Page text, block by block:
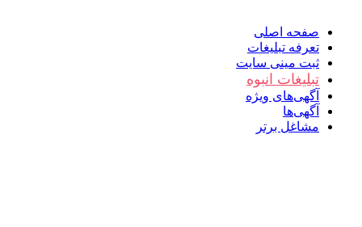
صفحه اصلی
تعرفه تبلیغات
ثبت مینی سایت
تبلیغات انبوه
آگهی‌های ویژه
آگهی‌ها
مشاغل برتر